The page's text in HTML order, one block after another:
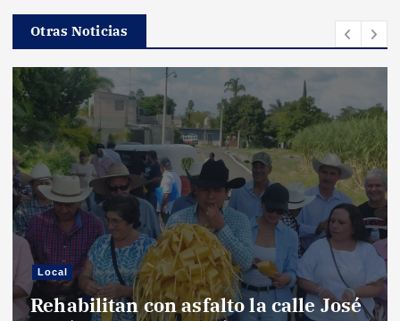
Otras Noticias
Local
Rehabilitan con asfalto la calle José